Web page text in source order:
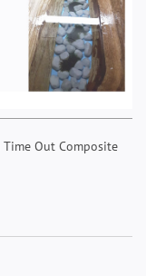
Time Out Composite